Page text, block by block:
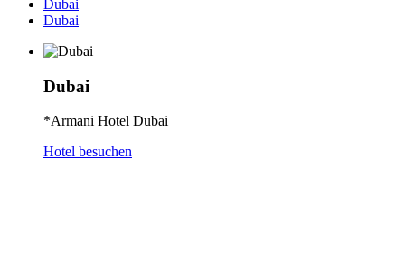
Dubai
Dubai
Dubai
*Armani Hotel Dubai
Hotel besuchen